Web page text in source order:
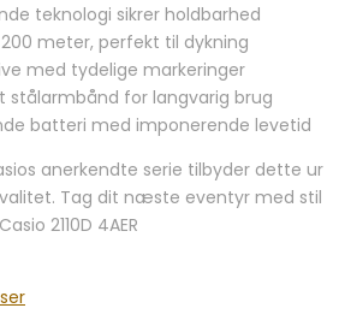
teknologi sikrer holdbarhed
meter, perfekt til dykning
med tydelige markeringer
stålarmbånd for langvarig brug
batteri med imponerende levetid
anerkendte serie tilbyder dette ur
Tag dit næste eventyr med stil
2110D 4AER